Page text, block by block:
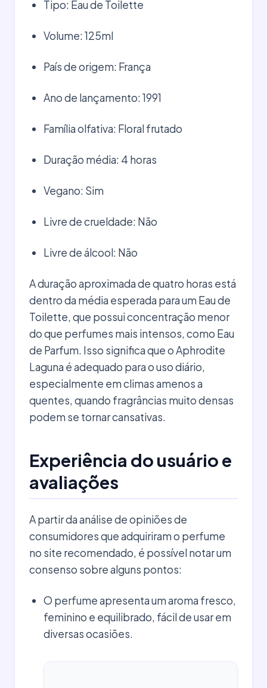
Tipo: Eau de Toilette
Volume: 125ml
País de origem: França
Ano de lançamento: 1991
Família olfativa: Floral frutado
Duração média: 4 horas
Vegano: Sim
Livre de crueldade: Não
Livre de álcool: Não
A duração aproximada de quatro horas está
dentro da média esperada para um Eau de
Toilette, que possui concentração menor
do que perfumes mais intensos, como Eau
de Parfum. Isso significa que o Aphrodite
Laguna é adequado para o uso diário,
especialmente em climas amenos a
quentes, quando fragrâncias muito densas
podem se tornar cansativas.
Experiência do usuário e
avaliações
A partir da análise de opiniões de
consumidores que adquiriram o perfume
no site recomendado, é possível notar um
consenso sobre alguns pontos:
O perfume apresenta um aroma fresco,
feminino e equilibrado, fácil de usar em
diversas ocasiões.